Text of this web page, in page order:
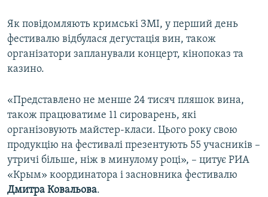
Як повідомляють кримські ЗМІ, у перший день
фестивалю відбулася дегустація вин, також
організатори запланували концерт, кінопоказ та
казино.
«Представлено не менше 24 тисяч пляшок вина,
також працюватиме 11 сироварень, які
організовують майстер-класи. Цього року свою
продукцію на фестивалі презентують 55 учасників –
утричі більше, ніж в минулому році», – цитує РИА
«Крым» координатора і засновника фестивалю
Дмитра Ковальова.